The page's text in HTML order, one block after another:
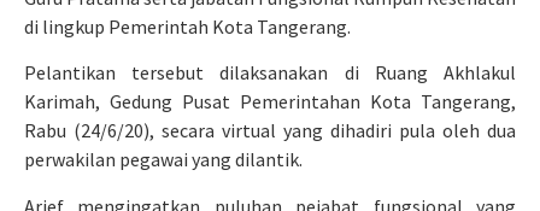
di lingkup Pemerintah Kota Tangerang.
Pelantikan tersebut dilaksanakan di Ruang Akhlakul
Karimah, Gedung Pusat Pemerintahan Kota Tangerang,
Rabu (24/6/20), secara virtual yang dihadiri pula oleh dua
perwakilan pegawai yang dilantik.
Arief mengingatkan puluhan pejabat fungsional yang